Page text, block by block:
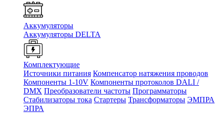
Аккумуляторы
Аккумуляторы DELTA
Комплектующие
Источники питания Компенсатор натяжения проводов
Компоненты 1-10V Компоненты протоколов DALI /
DMX Преобразователи частоты Программаторы
Стабилизаторы тока Стартеры Трансформаторы ЭМПРА
ЭПРА